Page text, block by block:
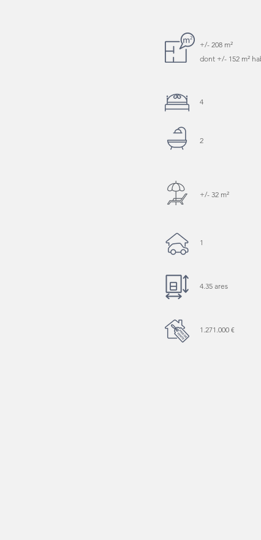
+/- 208 m²
dont +/- 152 m²
4
2
+/- 32 m²
1
4.35 ares
1.271.000 €